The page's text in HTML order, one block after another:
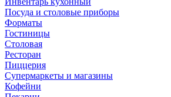
Посуда и столовые приборы
Форматы
Гостиницы
Столовая
Ресторан
Пиццерия
Супермаркеты и магазины
Кофейни